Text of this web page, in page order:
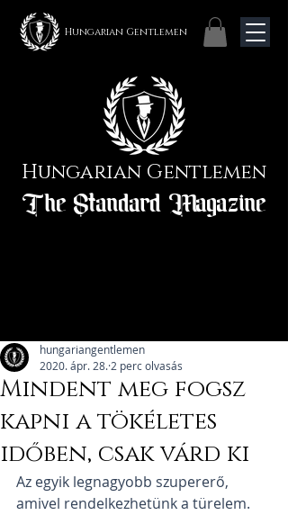
Hungarian Gentlemen
Hungarian Gentlemen
The Standard Magazine
Mindent meg fogsz
kapni a tökéletes
időben, csak várd ki
hungariangentlemen
2020. ápr. 28.2 perc olvasás
Az egyik legnagyobb szupererő,
amivel rendelkezhetünk a türelem.